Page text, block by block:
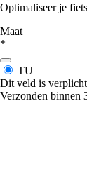
Optimaliseer je
Maat
*
TU
Dit veld is verplicht
Verzonden binnen